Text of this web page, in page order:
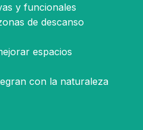
y funcionales
de descanso
espacios
con la naturaleza